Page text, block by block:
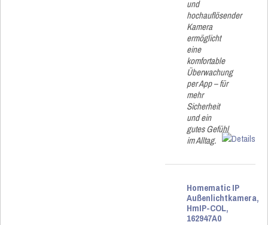
und
hochauflösender
Kamera
ermöglicht
eine
komfortable
Überwachung
per App – für
mehr
Sicherheit
und ein
gutes Gefühl
im Alltag.
Homematic IP
Außenlichtkamera,
HmIP-COL,
162947A0